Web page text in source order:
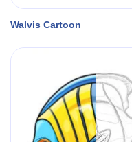
Walvis Cartoon